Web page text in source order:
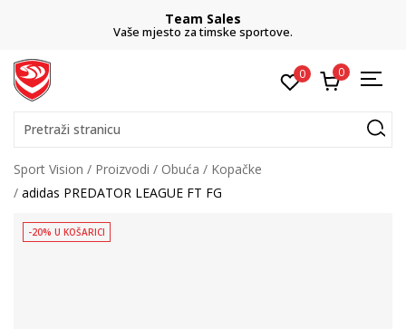
Team Sales
Vaše mjesto za timske sportove.
0 0
Pretraži stranicu
Sport Vision Proizvodi Obuća
Kopačke
adidas PREDATOR LEAGUE FT FG
-20% U KOŠARICI